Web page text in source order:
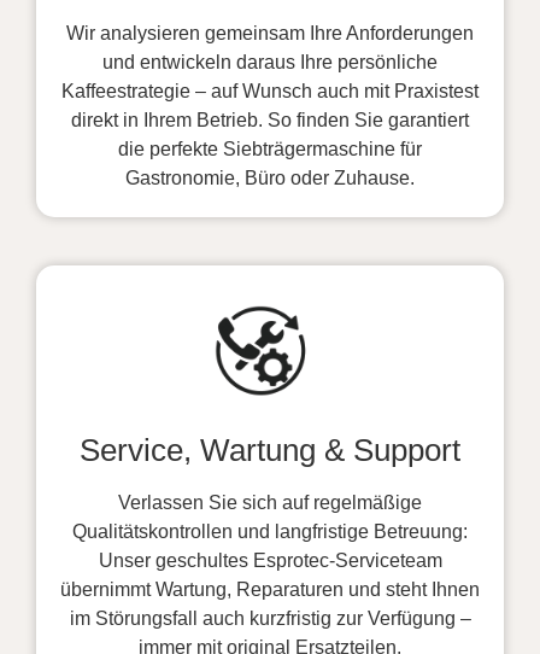
Wir analysieren gemeinsam Ihre Anforderungen
und entwickeln daraus Ihre persönliche
Kaffeestrategie – auf Wunsch auch mit Praxistest
direkt in Ihrem Betrieb. So finden Sie garantiert
die perfekte Siebträgermaschine für
Gastronomie, Büro oder Zuhause.
Service, Wartung & Support
Verlassen Sie sich auf regelmäßige
Qualitätskontrollen und langfristige Betreuung:
Unser geschultes Esprotec-Serviceteam
übernimmt Wartung, Reparaturen und steht Ihnen
im Störungsfall auch kurzfristig zur Verfügung –
immer mit original Ersatzteilen.